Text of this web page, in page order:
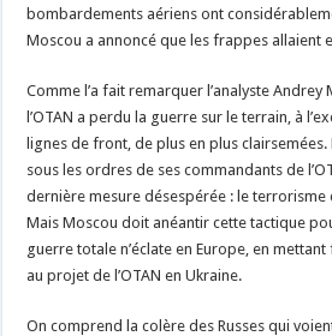
bombardements aériens ont
Moscou a annoncé que les frappes allaient
Comme l’a fait remarquer l’analyste
l’OTAN a perdu la guerre sur le terrain, à
lignes de front, de plus en plus clairsemées.
sous les ordres de ses commandants de
dernière mesure désespérée : le terrorisme
Mais Moscou doit anéantir cette tactique
guerre totale n’éclate en Europe, en
au projet de l’OTAN en Ukraine.
On comprend la colère des Russes qui